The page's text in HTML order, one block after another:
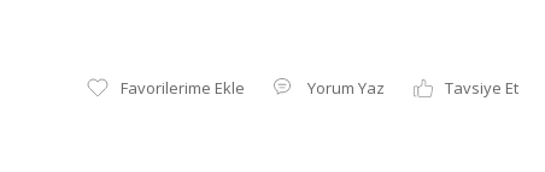
Yorum Yaz Tavsiye Et